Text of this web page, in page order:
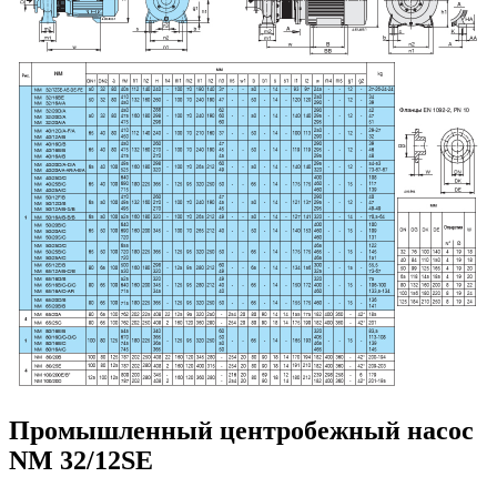
Промышленный центробежный насос
NM 32/12SE